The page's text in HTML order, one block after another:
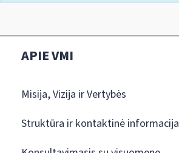
APIE VMI
Misija, Vizija ir Vertybės
Struktūra ir kontaktinė informacija